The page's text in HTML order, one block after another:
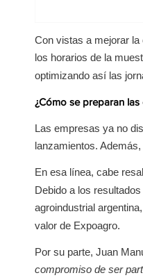
Con vistas a mejorar
los horarios de la
optimizando así las
¿Cómo se preparan
Las empresas ya no
lanzamientos.
En esa línea, cabe
Debido a los
agroindustrial argentina,
valor de Expoagro.
Por su parte, Juan
compromiso de ser